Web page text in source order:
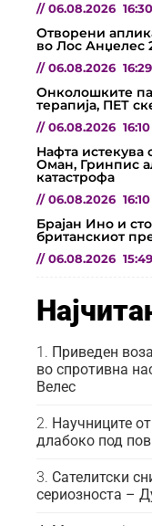
// 06.08.2026 16:30
Отворени
во Лос Анџелес
// 06.08.2026 16:29
Онколошките
терапија, ПЕТ
// 06.08.2026 16:10
Нафта истекува
Оман, Гринпис
катастрофа
// 06.08.2026 16:10
Брајан Ино и
британскиот
// 06.08.2026 15:49
Приведен
во спротивна
Велес
Научниците
длабоко под
Сателитски
сериозноста –